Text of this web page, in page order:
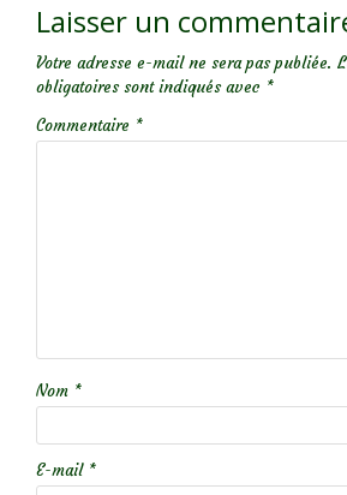
Laisser un
Votre adresse e-mail ne sera pas publiée.
obligatoires sont indiqués avec *
Commentaire *
Nom *
E-mail *